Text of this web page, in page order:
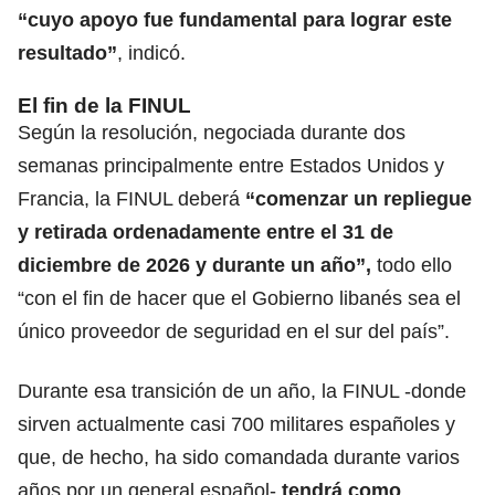
“cuyo apoyo fue fundamental para lograr este
resultado”, indicó.
El fin de la FINUL
Según la resolución, negociada durante dos
semanas principalmente entre Estados Unidos y
Francia, la FINUL deberá “comenzar un repliegue
y retirada ordenadamente entre el 31 de
diciembre de 2026 y durante un año”, todo ello
“con el fin de hacer que el Gobierno libanés sea el
único proveedor de seguridad en el sur del país”.
Durante esa transición de un año, la FINUL -donde
sirven actualmente casi 700 militares españoles y
que, de hecho, ha sido comandada durante varios
años por un general español- tendrá como